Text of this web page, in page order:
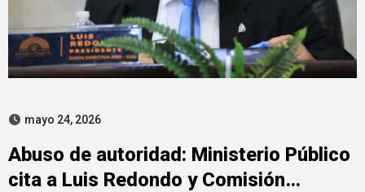
mayo 24, 2026
Abuso de autoridad: Ministerio Público
cita a Luis Redondo y Comisión